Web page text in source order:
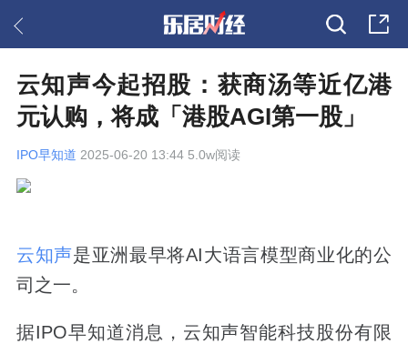
云知声今起招股：获商汤等近亿港
元认购，将成「港股AGI第一股」
IPO早知道 2025-06-20 13:44 5.0w阅读
云知声是亚洲最早将AI大语言模型商业化的公
司之一。
据IPO早知道消息，云知声智能科技股份有限